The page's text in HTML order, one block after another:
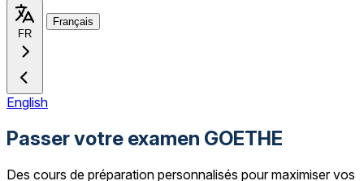
FR
Français
English
Passer votre examen GOETHE
Des cours de préparation personnalisés pour maximiser vos